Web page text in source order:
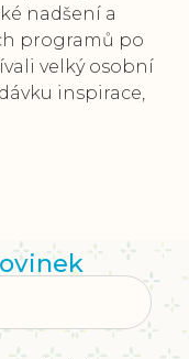
nadšení a
programů po
velký osobní
inspirace,